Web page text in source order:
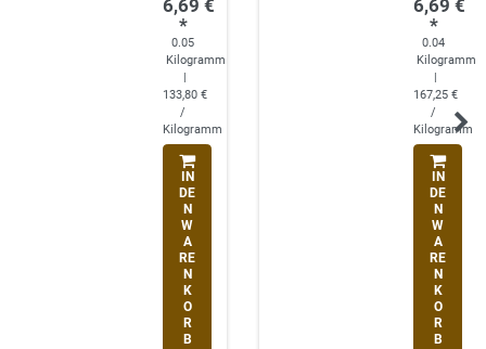
6,69 €
*
0.05
Kilogramm
133,80 €
/
Kilogramm
IN
DE
N
W
A
RE
N
K
O
R
B
6,69 €
*
0.04
Kilogramm
167,25 €
/
Kilogramm
IN
DE
N
W
A
RE
N
K
O
R
B